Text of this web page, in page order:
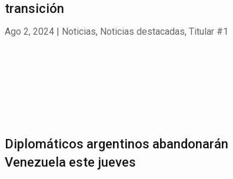
transición
Ago 2, 2024| Noticias, Noticias destacadas, Titular #1
Diplomáticos argentinos abandonarán
Venezuela este jueves